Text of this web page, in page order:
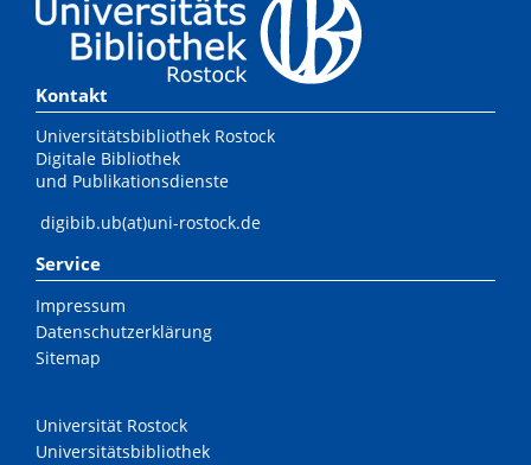
Kontakt
Universitätsbibliothek Rostock
Digitale Bibliothek
und Publikationsdienste
digibib.ub(at)uni-rostock.de
Service
Impressum
Datenschutzerklärung
Sitemap
Universität Rostock
Universitätsbibliothek